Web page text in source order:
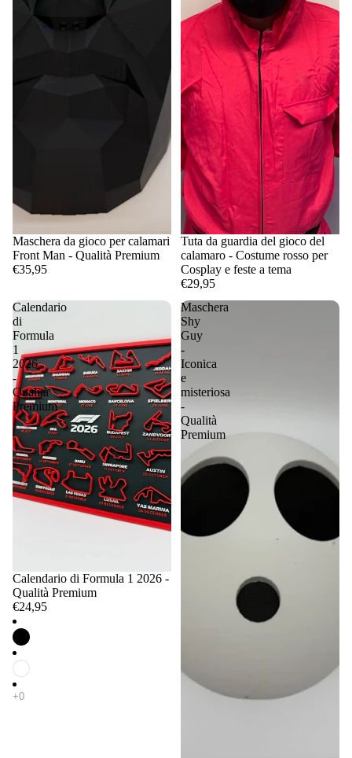
Maschera da gioco per calamari
Front Man - Qualità Premium
€35,95
Tuta da guardia del gioco del
calamaro - Costume rosso per
Cosplay e feste a tema
€29,95
Calendario
di
Formula
1
2026
-
Qualità
Premium
Calendario di Formula 1 2026 -
Qualità Premium
€24,95
Maschera
Shy
Guy
-
Iconica
e
misteriosa
-
Qualità
Premium